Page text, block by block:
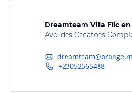
Dreamteam Villa Flic en
Ave. des Cacatoes
+23052565488